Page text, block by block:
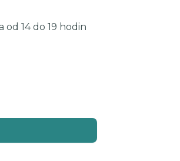
od 14 do 19 hodin